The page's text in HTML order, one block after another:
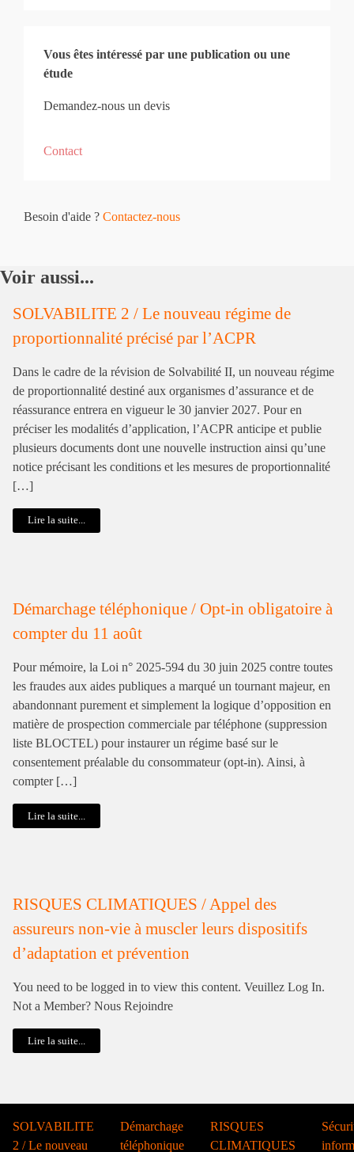
Vous êtes intéressé par une publication ou une
étude
Demandez-nous un devis
Contact
Besoin d'aide ? Contactez-nous
Voir aussi...
SOLVABILITE 2 / Le nouveau régime de
proportionnalité précisé par l’ACPR
Dans le cadre de la révision de Solvabilité II, un nouveau régime
de proportionnalité destiné aux organismes d’assurance et de
réassurance entrera en vigueur le 30 janvier 2027. Pour en
préciser les modalités d’application, l’ACPR anticipe et publie
plusieurs documents dont une nouvelle instruction ainsi qu’une
notice précisant les conditions et les mesures de proportionnalité
[…]
Lire la suite...
Démarchage téléphonique / Opt-in obligatoire à
compter du 11 août
Pour mémoire, la Loi n° 2025-594 du 30 juin 2025 contre toutes
les fraudes aux aides publiques a marqué un tournant majeur, en
abandonnant purement et simplement la logique d’opposition en
matière de prospection commerciale par téléphone (suppression
liste BLOCTEL) pour instaurer un régime basé sur le
consentement préalable du consommateur (opt-in). Ainsi, à
compter […]
Lire la suite...
RISQUES CLIMATIQUES / Appel des
assureurs non-vie à muscler leurs dispositifs
d’adaptation et prévention
You need to be logged in to view this content. Veuillez Log In.
Not a Member? Nous Rejoindre
Lire la suite...
SOLVABILITE
2 / Le nouveau
Démarchage
téléphonique
RISQUES
CLIMATIQUES